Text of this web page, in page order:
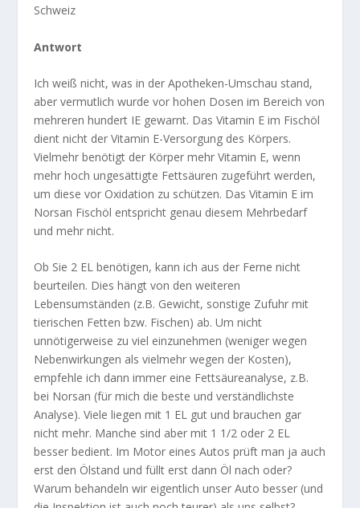
Schweiz
Antwort
Ich weiß nicht, was in der Apotheken-Umschau stand,
aber vermutlich wurde vor hohen Dosen im Bereich von
mehreren hundert IE gewarnt. Das Vitamin E im Fischöl
dient nicht der Vitamin E-Versorgung des Körpers.
Vielmehr benötigt der Körper mehr Vitamin E, wenn
mehr hoch ungesättigte Fettsäuren zugeführt werden,
um diese vor Oxidation zu schützen. Das Vitamin E im
Norsan Fischöl entspricht genau diesem Mehrbedarf
und mehr nicht.
Ob Sie 2 EL benötigen, kann ich aus der Ferne nicht
beurteilen. Dies hängt von den weiteren
Lebensumständen (z.B. Gewicht, sonstige Zufuhr mit
tierischen Fetten bzw. Fischen) ab. Um nicht
unnötigerweise zu viel einzunehmen (weniger wegen
Nebenwirkungen als vielmehr wegen der Kosten),
empfehle ich dann immer eine Fettsäureanalyse, z.B.
bei Norsan (für mich die beste und verständlichste
Analyse). Viele liegen mit 1 EL gut und brauchen gar
nicht mehr. Manche sind aber mit 1 1/2 oder 2 EL
besser bedient. Im Motor eines Autos prüft man ja auch
erst den Ölstand und füllt erst dann Öl nach oder?
Warum behandeln wir eigentlich unser Auto besser (und